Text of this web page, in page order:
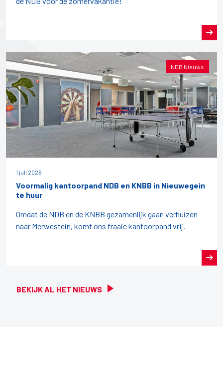
BEKIJK AL HET NIEUWS
NDB Nieuws
1 juli 2026
Voormalig kantoorpand NDB en KNBB in Nieuwegein
te huur
Omdat de NDB en de KNBB gezamenlijk gaan verhuizen
naar Merwestein, komt ons fraaie kantoorpand vrij.